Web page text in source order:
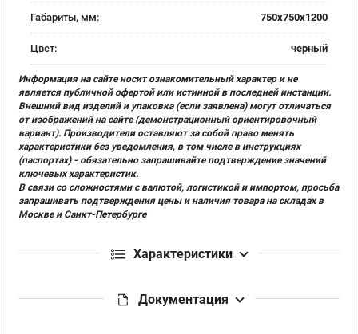
Габариты, мм: 750х750х1200
Цвет: черный
Информация на сайте носит ознакомительный характер и не
является публичной офертой или истинной в последней инстанции.
Внешний вид изделий и упаковка (если заявлена) могут отличаться
от изображений на сайте (демонстрационный ориентировочный
вариант). Производители оставляют за собой право менять
характеристики без уведомления, в том числе в инструкциях
(паспортах) - обязательно запрашивайте подтверждение значений
ключевых характеристик.
В связи со сложностями с валютой, логистикой и импортом, просьба
запрашивать подтверждения цены и наличия товара на складах в
Москве и Санкт-Петербурге
Характеристики
Документация